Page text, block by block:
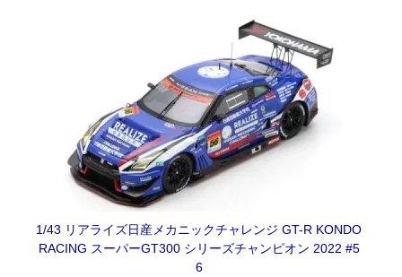
1/43 リアライズ日産メカニックチャレンジ GT-R KONDO
RACING スーパーGT300 シリーズチャンピオン 2022 #5
6